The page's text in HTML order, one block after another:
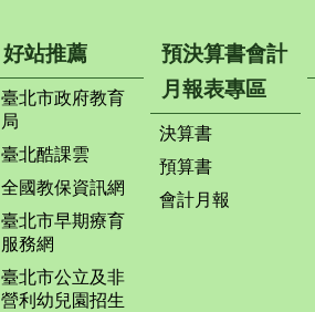
好站推薦
臺北市政府教育
局
臺北酷課雲
全國教保資訊網
臺北市早期療育
服務網
臺北市公立及非
營利幼兒園招生
預決算書會計
月報表專區
決算書
預算書
會計月報